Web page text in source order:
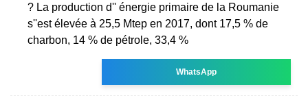
? La production d'' énergie primaire de la Roumanie
s''est élevée à 25,5 Mtep en 2017, dont 17,5 % de
charbon, 14 % de pétrole, 33,4 %
WhatsApp